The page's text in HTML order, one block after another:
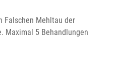
Falschen Mehltau der
Maximal 5 Behandlungen